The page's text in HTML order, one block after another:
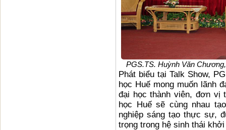
PGS.TS. Huỳnh Văn
Phát biểu tại Talk Show,
học Huế mong muốn lãnh
đại học thành viên, đơn vị
học Huế sẽ cùng nhau
nghiệp sáng tạo thực sự,
trọng trong hệ sinh thái